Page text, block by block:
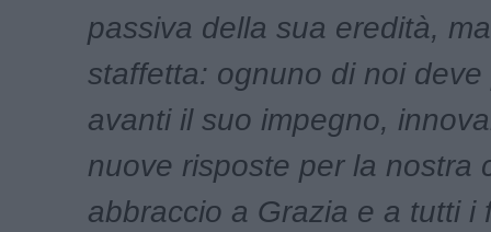
passiva della sua eredità,
staffetta: ognuno di noi deve
avanti il suo impegno,
nuove risposte per la nostra
abbraccio a Grazia e a tutti i